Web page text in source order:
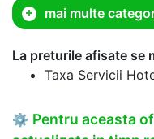
mai multe
La preturile afisate se
Taxa Servicii
⚙ Pentru aceasta